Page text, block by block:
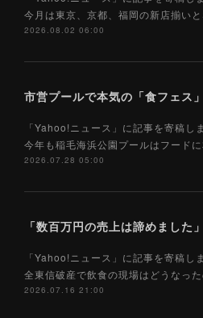
今月は東京、京都、福岡の新店揃いと
2026.08.02 06:00
「Yahoo!ニュース」に記事を寄稿し
今年も稲毛海浜公園プールはフードに
2026.07.28 05:00
「Yahoo!ニュース」に記事を寄稿し
全東信破産で飲食の現場はどうなった
2026.07.16 21:00